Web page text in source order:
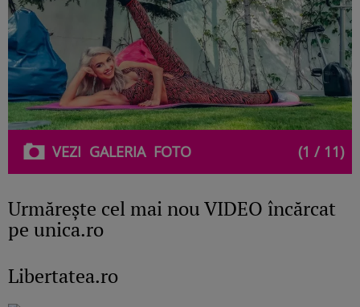
VEZI GALERIAFOTO (1 / 11)
Urmăreşte cel mai nou VIDEO încărcat
pe unica.ro
Libertatea.ro